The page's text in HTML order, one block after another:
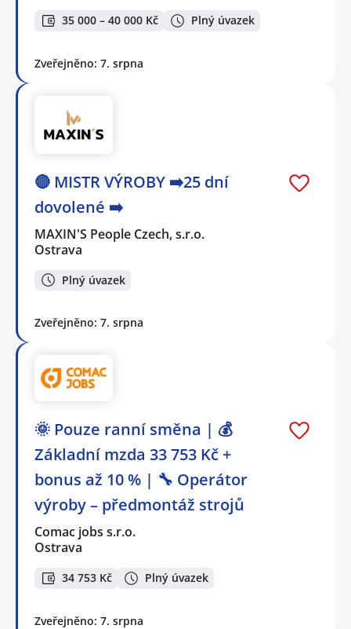
35 000 – 40 000 Kč Plný úvazek
Zveřejněno: 7. srpna
🔴 MISTR VÝROBY ➡️25 dní
dovolené ➡️
MAXIN'S People Czech, s.r.o.
Ostrava
Plný úvazek
Zveřejněno: 7. srpna
🌞 Pouze ranní směna | 💰
Základní mzda 33 753 Kč +
bonus až 10 % | 🔧 Operátor
výroby – předmontáž strojů
Comac jobs s.r.o.
Ostrava
34 753 Kč Plný úvazek
Zveřejněno: 7. srpna